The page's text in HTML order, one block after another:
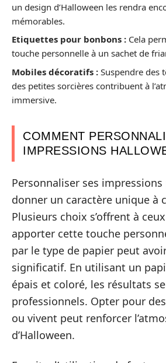
un design d’Halloween les rendra
mémorables.
Etiquettes pour bonbons : Cela
touche personnelle à un sachet de
Mobiles décoratifs : Suspendre des
des petites sorcières contribuent à
immersive.
COMMENT
IMPRESSIONS
Personnaliser ses
donner un caractère unique à
Plusieurs choix s’offrent à
apporter cette touche
par le type de papier peut
significatif. En utilisant un
épais et coloré, les résultats
professionnels. Opter pour
ou vivent peut renforcer
d’Halloween.